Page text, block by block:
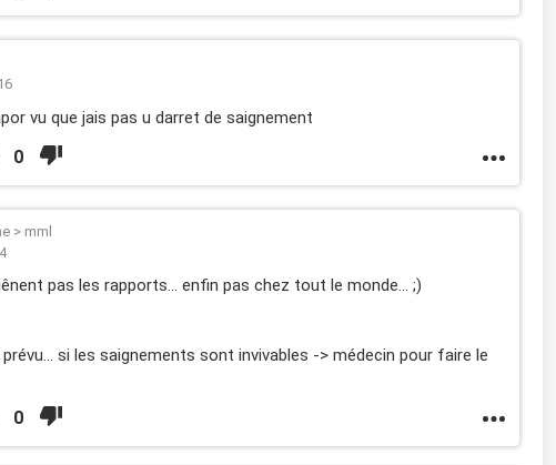
vu que jais pas u darret de saignement
0
> mml
pas les rapports... enfin pas chez tout le monde... ;)
si les saignements sont invivables -> médecin pour faire le
0